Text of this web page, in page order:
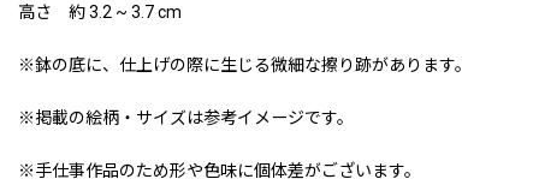
高さ 約 3.2 ~ 3.7 cm
※鉢の底に、仕上げの際に生じる微細な擦り跡があります。
※掲載の絵柄・サイズは参考イメージです。
※手仕事作品のため形や色味に個体差がございます。